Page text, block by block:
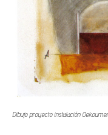
Dibujo proyecto instalación